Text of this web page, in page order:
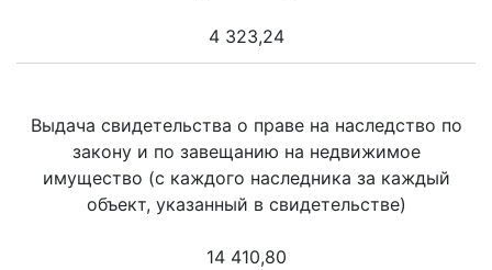
4 323,24
Выдача свидетельства о праве на наследство по
закону и по завещанию на недвижимое
имущество (с каждого наследника за каждый
объект, указанный в свидетельстве)
14 410,80